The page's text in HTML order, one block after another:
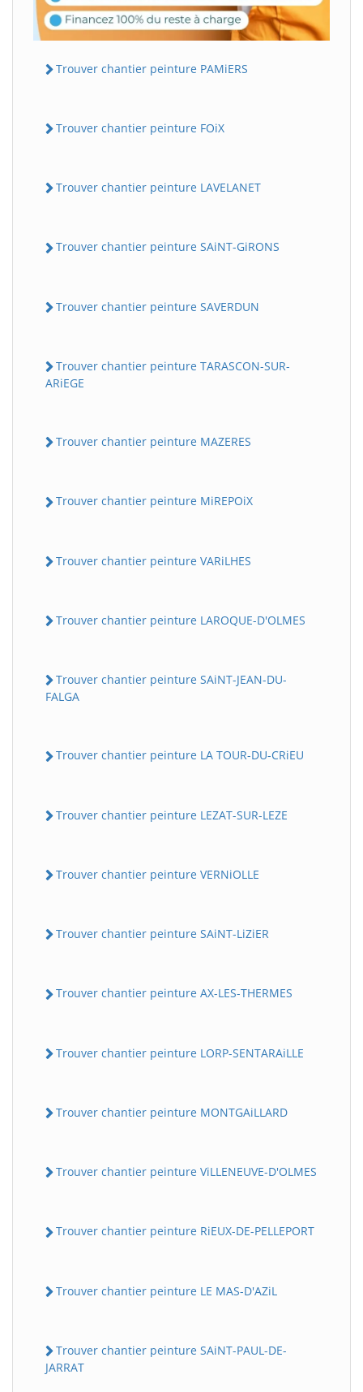
Trouver chantier peinture PAMiERS
Trouver chantier peinture FOiX
Trouver chantier peinture LAVELANET
Trouver chantier peinture SAiNT-GiRONS
Trouver chantier peinture SAVERDUN
Trouver chantier peinture TARASCON-SUR-
ARiEGE
Trouver chantier peinture MAZERES
Trouver chantier peinture MiREPOiX
Trouver chantier peinture VARiLHES
Trouver chantier peinture LAROQUE-D'OLMES
Trouver chantier peinture SAiNT-JEAN-DU-
FALGA
Trouver chantier peinture LA TOUR-DU-CRiEU
Trouver chantier peinture LEZAT-SUR-LEZE
Trouver chantier peinture VERNiOLLE
Trouver chantier peinture SAiNT-LiZiER
Trouver chantier peinture AX-LES-THERMES
Trouver chantier peinture LORP-SENTARAiLLE
Trouver chantier peinture MONTGAiLLARD
Trouver chantier peinture ViLLENEUVE-D'OLMES
Trouver chantier peinture RiEUX-DE-PELLEPORT
Trouver chantier peinture LE MAS-D'AZiL
Trouver chantier peinture SAiNT-PAUL-DE-
JARRAT